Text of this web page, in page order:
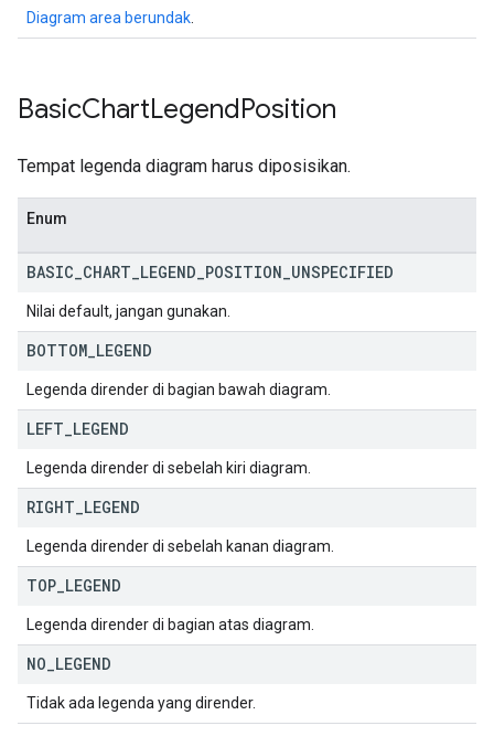
Diagram area berundak
BasicChartLegendPosition
Tempat legenda diagram harus diposisikan.
Enum
BASIC CHART LEGEND POSITION UNSPECIFIED
Nilai default, jangan gunakan.
BOTTOM LEGEND
Legenda dirender di bagian bawah diagram.
LEFT LEGEND
Legenda dirender di sebelah kiri diagram.
RIGHT LEGEND
Legenda dirender di sebelah kanan diagram.
TOP LEGEND
Legenda dirender di bagian atas diagram.
NO LEGEND
Tidak ada legenda yang dirender.